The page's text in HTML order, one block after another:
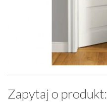
Zapytaj o produkt: